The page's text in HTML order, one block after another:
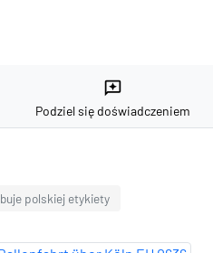
reviews
Podziel się doświadczeniem
polskiej etykiety